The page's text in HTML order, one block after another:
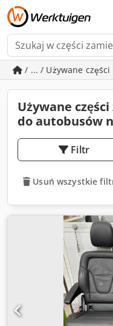
/ ... / Używane
Używane
do autobusów
Filtr
Usuń wszystkie